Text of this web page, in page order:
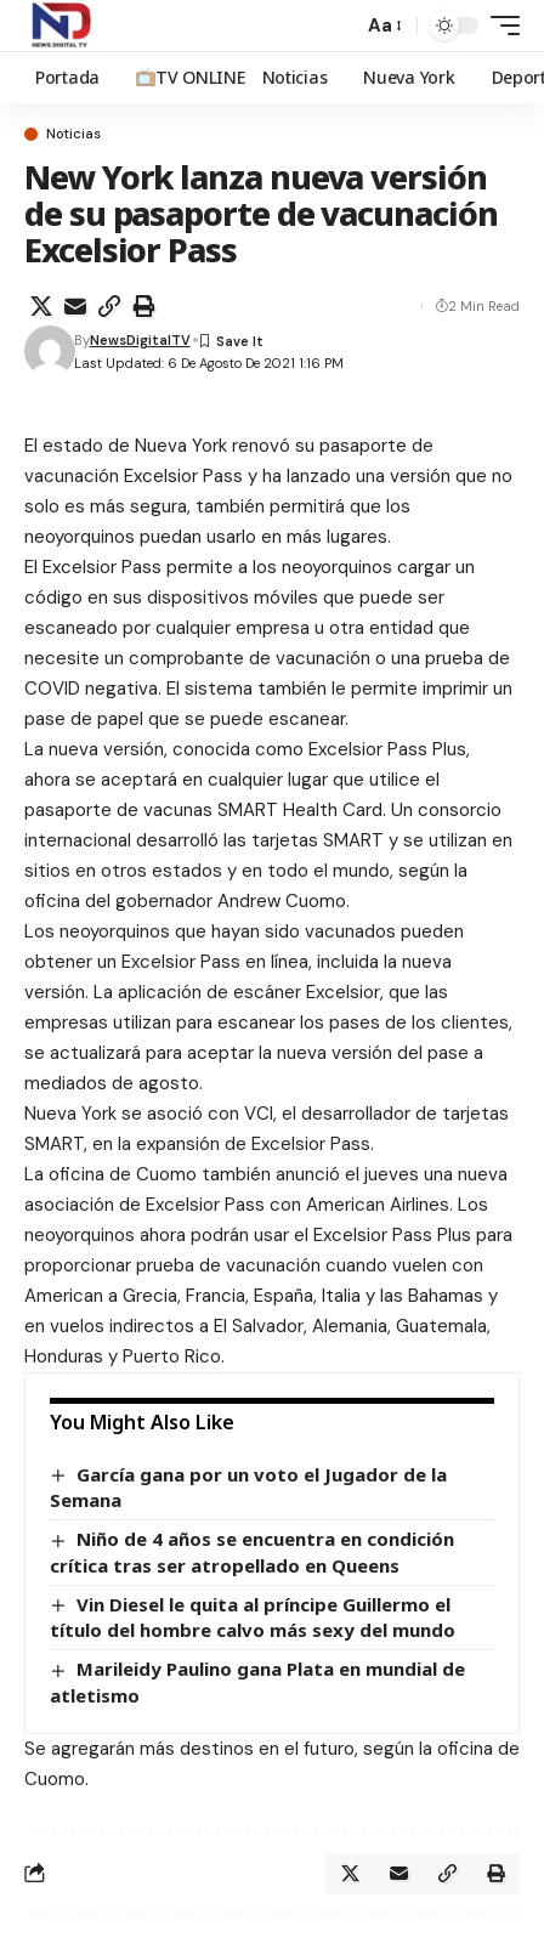
Aa
Portada TV ONLINE Noticias Nueva York
Noticias
New York lanza nueva versión
de su pasaporte de vacunación
Excelsior Pass
Last Updated: 6 De Agosto De 2021 1:16 PM
ByNewsDigitalTV
2 Min Read
El estado de Nueva York renovó su pasaporte de
vacunación Excelsior Pass y ha lanzado una versión que no
solo es más segura, también permitirá que los
neoyorquinos puedan usarlo en más lugares.
El Excelsior Pass permite a los neoyorquinos cargar un
código en sus dispositivos móviles que puede ser
escaneado por cualquier empresa u otra entidad que
necesite un comprobante de vacunación o una prueba de
COVID negativa. El sistema también le permite imprimir un
pase de papel que se puede escanear.
La nueva versión, conocida como Excelsior Pass Plus,
ahora se aceptará en cualquier lugar que utilice el
pasaporte de vacunas SMART Health Card. Un consorcio
internacional desarrolló las tarjetas SMART y se utilizan en
sitios en otros estados y en todo el mundo, según la
oficina del gobernador Andrew Cuomo.
Los neoyorquinos que hayan sido vacunados pueden
obtener un Excelsior Pass en línea, incluida la nueva
versión. La aplicación de escáner Excelsior, que las
empresas utilizan para escanear los pases de los clientes,
se actualizará para aceptar la nueva versión del pase a
mediados de agosto.
Nueva York se asoció con VCI, el desarrollador de tarjetas
SMART, en la expansión de Excelsior Pass.
La oficina de Cuomo también anunció el jueves una nueva
asociación de Excelsior Pass con American Airlines. Los
neoyorquinos ahora podrán usar el Excelsior Pass Plus para
proporcionar prueba de vacunación cuando vuelen con
American a Grecia, Francia, España, Italia y las Bahamas y
en vuelos indirectos a El Salvador, Alemania, Guatemala,
Honduras y Puerto Rico.
You Might Also Like
García gana por un voto el Jugador de la
Semana
Niño de 4 años se encuentra en condición
crítica tras ser atropellado en Queens
Vin Diesel le quita al príncipe Guillermo el
título del hombre calvo más sexy del mundo
Marileidy Paulino gana Plata en mundial de
atletismo
Se agregarán más destinos en el futuro, según la oficina de
Cuomo.